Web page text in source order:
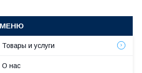
Товары и услуги
О нас